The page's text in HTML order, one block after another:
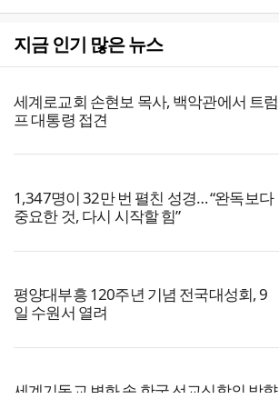
지금 인기 많은 뉴스
세계로교회 손현보 목사, 백악관에서 트럼
프 대통령 접견
1,347명이 32만 번 펼친 성경… “완독보다
중요한 것, 다시 시작할 힘”
평양대부흥 120주년 기념 전국대성회, 9
일 수원서 열려
세계기독교 변화 속 한국 선교신학의 방향